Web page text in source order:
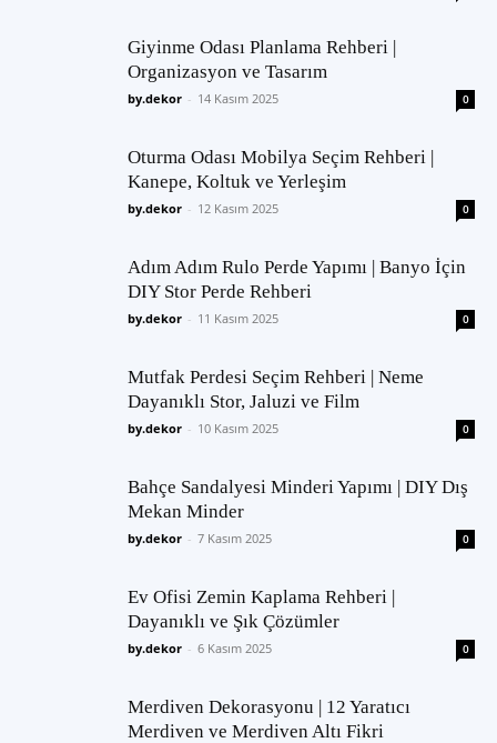
Giyinme Odası Planlama Rehberi |
Organizasyon ve Tasarım
by.dekor - 14 Kasım 2025 0
Oturma Odası Mobilya Seçim Rehberi |
Kanepe, Koltuk ve Yerleşim
by.dekor - 12 Kasım 2025 0
Adım Adım Rulo Perde Yapımı | Banyo İçin
DIY Stor Perde Rehberi
by.dekor - 11 Kasım 2025 0
Mutfak Perdesi Seçim Rehberi | Neme
Dayanıklı Stor, Jaluzi ve Film
by.dekor - 10 Kasım 2025 0
Bahçe Sandalyesi Minderi Yapımı | DIY Dış
Mekan Minder
by.dekor - 7 Kasım 2025 0
Ev Ofisi Zemin Kaplama Rehberi |
Dayanıklı ve Şık Çözümler
by.dekor - 6 Kasım 2025 0
Merdiven Dekorasyonu | 12 Yaratıcı
Merdiven ve Merdiven Altı Fikri